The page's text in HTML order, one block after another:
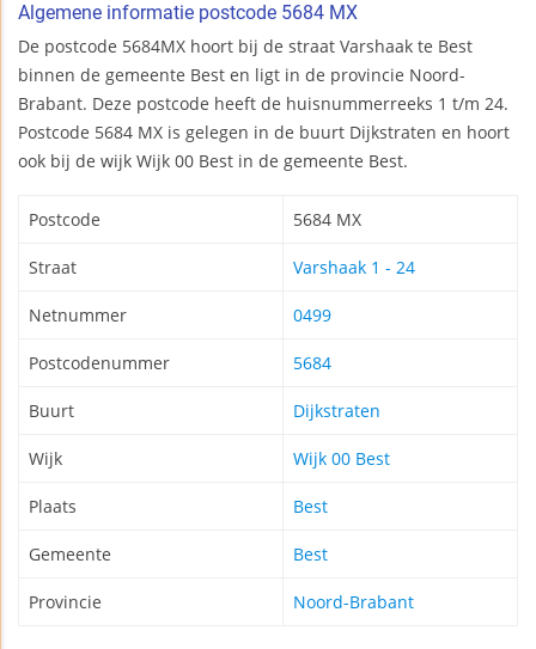
Algemene informatie postcode 5684 MX
De postcode 5684MX hoort bij de straat Varshaak te Best
binnen de gemeente Best en ligt in de provincie Noord-
Brabant. Deze postcode heeft de huisnummerreeks 1 t/m 24.
Postcode 5684 MX is gelegen in de buurt Dijkstraten en hoort
ook bij de wijk Wijk 00 Best in de gemeente Best.
Postcode 5684 MX
Straat Varshaak 1 - 24
Netnummer 0499
Postcodenummer 5684
Buurt Dijkstraten
Wijk Wijk 00 Best
Plaats Best
Gemeente Best
Provincie Noord-Brabant